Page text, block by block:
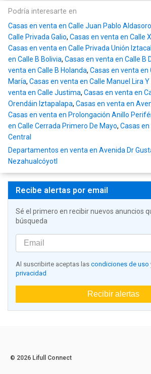
Podría interesarte en
Casas en venta en Calle Juan Pablo Aldasoro
Calle Privada Galio, Casas en venta en Calle
Casas en venta en Calle Privada Unión
en Calle B Bolivia, Casas en venta en Calle B
venta en Calle B Holanda, Casas en venta en
María, Casas en venta en Calle Manuel Lira
venta en Calle Justima, Casas en venta en
Orendáin Iztapalapa, Casas en venta en
Casas en venta en Prolongación Anillo
en Calle Cerrada Primero De Mayo, Casas
Central
Departamentos en venta en Avenida Dr
Nezahualcóyotl
Recibe alertas por email
Sé el primero en recibir nuevos anuncios
búsqueda
Al suscribirte aceptas las condiciones de uso
privacidad
Recibir alertas
© 2026 Lifull Connect